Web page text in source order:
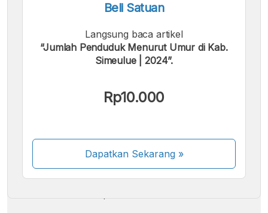
Beli Satuan
Langsung baca artikel
“Jumlah Penduduk Menurut Umur di Kab.
Simeulue | 2024”.
Rp10.000
Dapatkan Sekarang»
Kami menerima pembayaran berikut:
Beberapa metode pembayaran masih dalam